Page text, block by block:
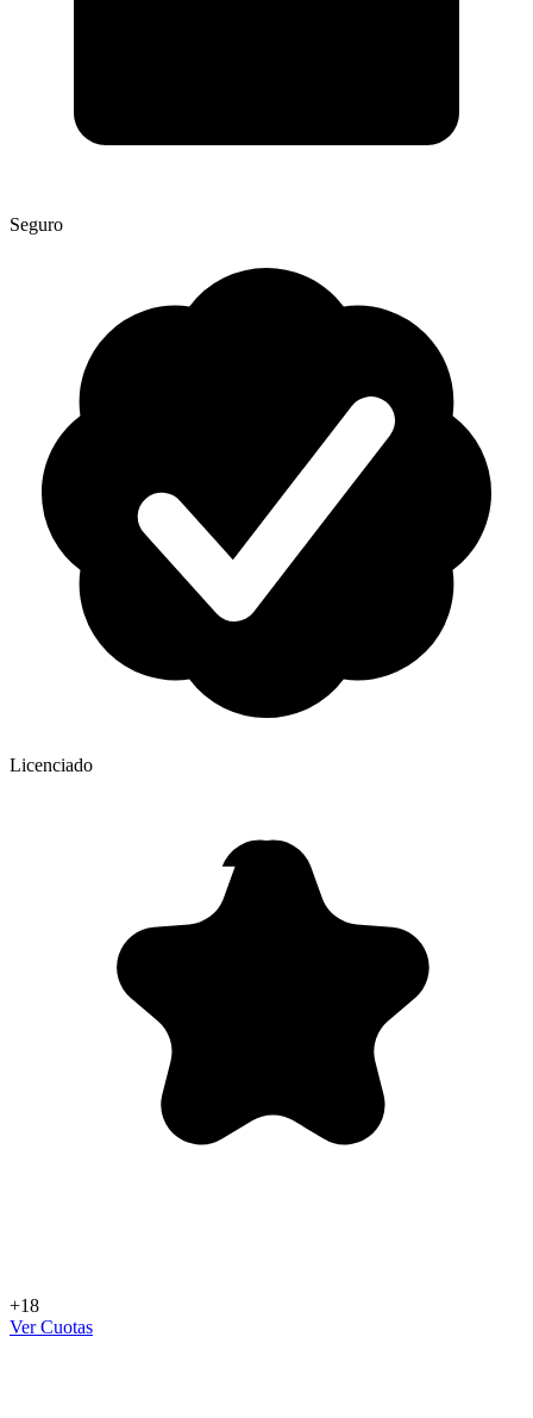
Seguro
Licenciado
+18
Ver Cuotas